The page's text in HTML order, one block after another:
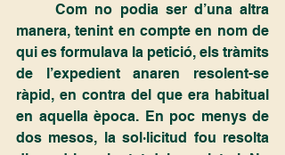
	Com no podia ser d’una altra
manera, tenint en compte en nom de
qui es formulava la petició, els tràmits
de l’expedient anaren resolent-se
ràpid, en contra del que era habitual
en aquella època. En poc menys de
dos mesos, la sol·licitud fou resolta